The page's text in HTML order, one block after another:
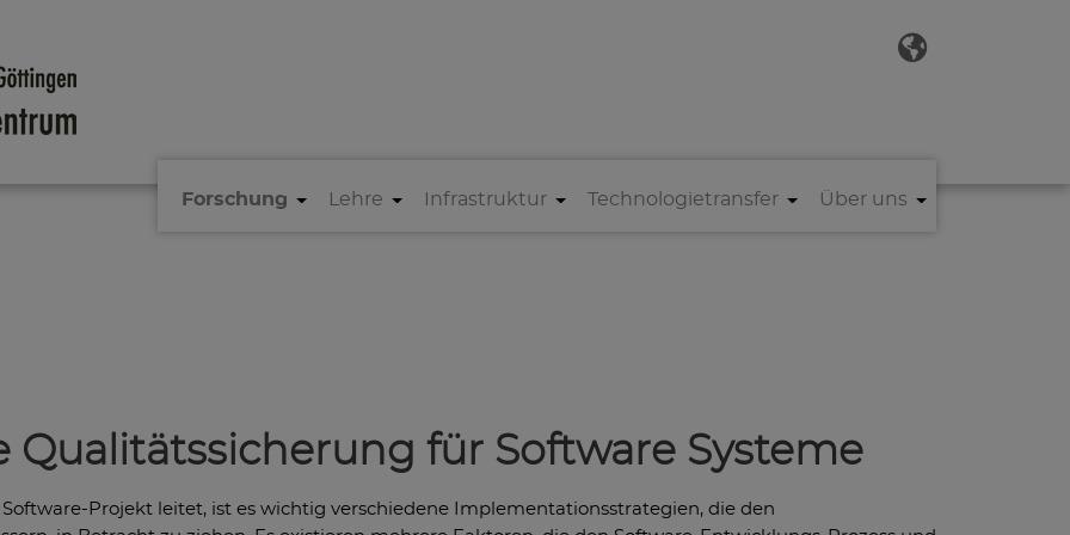
Forschung Lehre Infrastruktur Technologietransfer Über uns
Qualitätssicherung für Software Systeme
Projekt leitet, ist es wichtig verschiedene Implementationsstrategien, die den